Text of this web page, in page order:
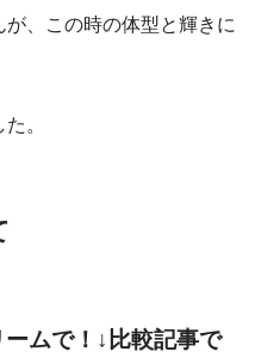
、この時の体型と輝きに
。
ムで！↓比較記事で